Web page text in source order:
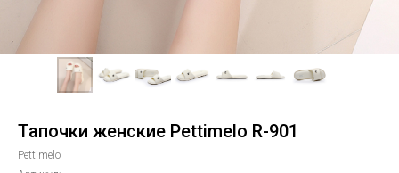
Тапочки женские Pettimelo R-901
Pettimelo